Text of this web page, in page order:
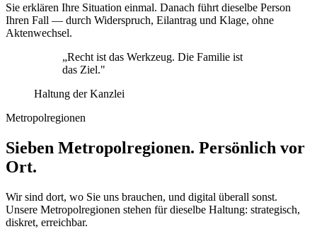
Sie erklären Ihre Situation einmal. Danach führt dieselbe Person
Ihren Fall — durch Widerspruch, Eilantrag und Klage, ohne
Aktenwechsel.
„Recht ist das Werkzeug. Die Familie ist
das Ziel."
Haltung der Kanzlei
Metropolregionen
Sieben Metropolregionen. Persönlich vor
Ort.
Wir sind dort, wo Sie uns brauchen, und digital überall sonst.
Unsere Metropolregionen stehen für dieselbe Haltung: strategisch,
diskret, erreichbar.